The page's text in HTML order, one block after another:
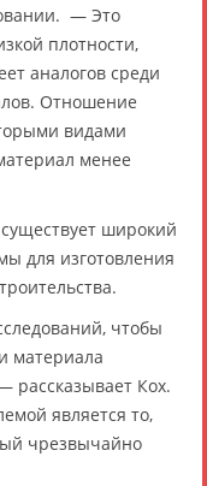
— Это
плотности,
аналогов среди
Отношение
видами
менее
широкий
для изготовления
чтобы
материала
рассказывает Кох.
является то,
чрезвычайно